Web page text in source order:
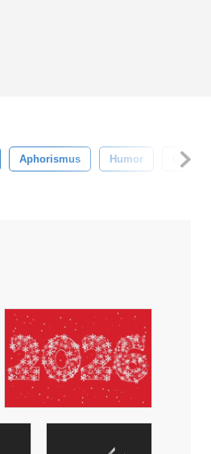
Aphorismus Humor Gedicht